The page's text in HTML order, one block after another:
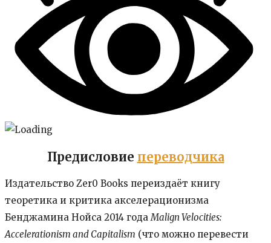
Предисловие переводчика
Издательство Zer0 Books переиздаёт книгу
теоретика и критика акселерационизма
Бенджамина Нойса 2014 годаMalign Velocities:
Accelerationism and Capitalism (что можно перевести